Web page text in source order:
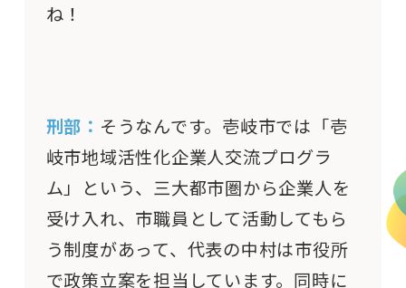
ね！
刑部： そうなんです。壱岐市では「壱
岐市地域活性化企業人交流プログラ
ム」という、三大都市圏から企業人を
受け入れ、市職員として活動してもら
う制度があって、代表の中村は市役所
で政策立案を担当しています。同時に